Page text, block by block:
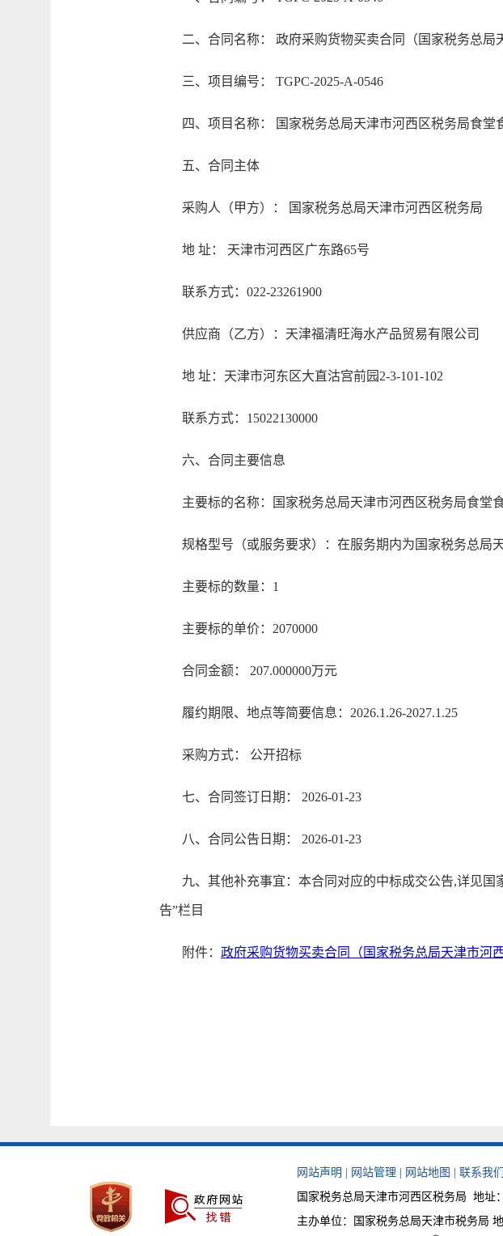
二、合同名称： 政府采购货物买卖合同（国家税务总局
三、项目编号： TGPC-2025-A-0546
四、项目名称： 国家税务总局天津市河西区税务局食堂
五、合同主体
采购人（甲方）： 国家税务总局天津市河西区税务局
地 址： 天津市河西区广东路65号
联系方式：022-23261900
供应商（乙方）：天津福清旺海水产品贸易有限公司
地 址：天津市河东区大直沽宫前园2-3-101-102
联系方式：15022130000
六、合同主要信息
主要标的名称：国家税务总局天津市河西区税务局食堂食
规格型号（或服务要求）：在服务期内为国家税务总局
主要标的数量：1
主要标的单价：2070000
合同金额： 207.000000万元
履约期限、地点等简要信息：2026.1.26-2027.1.25
采购方式： 公开招标
七、合同签订日期： 2026-01-23
八、合同公告日期： 2026-01-23
九、其他补充事宜：本合同对应的中标成交公告,详见国
告”栏目
附件： 政府采购货物买卖合同（国家税务总局天津市河
网站声明 网站管理 网站地图
联系我们
国家税务总局天津市河西区税务局 地址
主办单位：国家税务总局天津市税务局